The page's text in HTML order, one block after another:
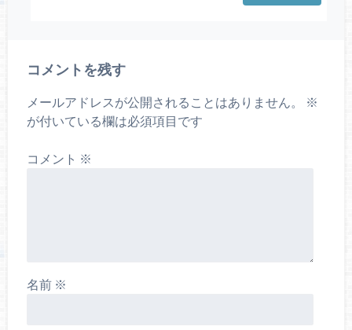
コメントを残す
メールアドレスが公開されることはありません。
※
が付いている欄は必須項目です
コメント ※
名前 ※